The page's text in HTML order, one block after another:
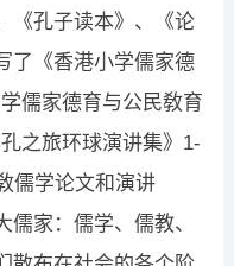
《孔子读本》、《论
了《香港小学儒家德
儒家德育与公民敎育
之旅环球演讲集》1-
儒学论文和演讲
家：儒学、儒教、